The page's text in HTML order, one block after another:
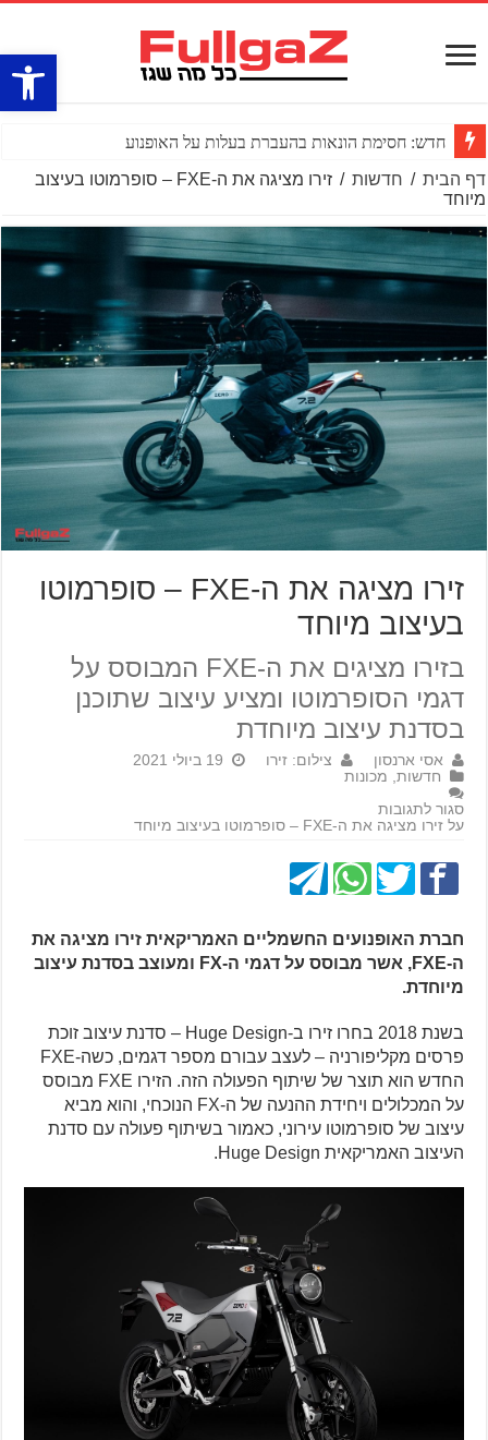
פתח
חדש: חסימת הונאות בהעברת בעלות על האופנוע
דף הבית / חדשות /
זירו מציגה את ה-FXE – סופרמוטו בעיצוב
מיוחד
זירו מציגה את ה-FXE – סופרמוטו
בעיצוב מיוחד
בזירו מציגים את ה-FXE המבוסס על
דגמי הסופרמוטו ומציע עיצוב שתוכנן
בסדנת עיצוב מיוחדת
אסי ארנסון צילום: זירו
19 ביולי 2021
חדשות מכונות
סגור לתגובות
על זירו מציגה את ה-FXE – סופרמוטו בעיצוב מיוחד
חברת האופנועים החשמליים האמריקאית זירו מציגה את
ה-FXE, אשר מבוסס על דגמי ה-FX ומעוצב בסדנת עיצוב
מיוחדת.
בשנת 2018 בחרו זירו ב-Huge Design – סדנת עיצוב זוכת
פרסים מקליפורניה – לעצב עבורם מספר דגמים, כשה-FXE
החדש הוא תוצר של שיתוף הפעולה הזה. הזירו FXE מבוסס
על המכלולים ויחידת ההנעה של ה-FX הנוכחי, והוא מביא
עיצוב של סופרמוטו עירוני, כאמור בשיתוף פעולה עם סדנת
העיצוב האמריקאית Huge Design.